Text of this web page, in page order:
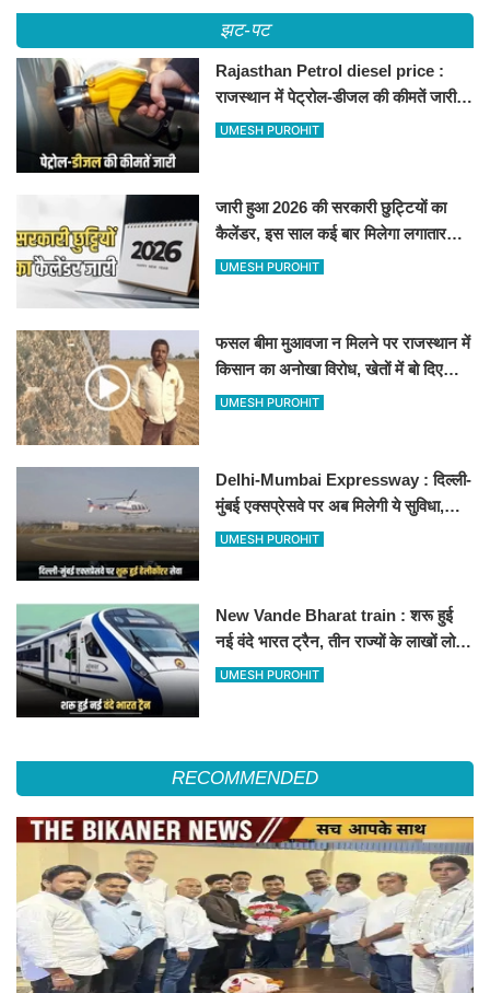
झट-पट
Rajasthan Petrol diesel price :
राजस्थान में पेट्रोल-डीजल की कीमतें जारी,
जानिए बीकानेर समेत पुरे प्रदेश में नए रेट
UMESH PUROHIT
जारी हुआ 2026 की सरकारी छुट्टियों का
कैलेंडर, इस साल कई बार मिलेगा लगातार
अवकाश, देखें
UMESH PUROHIT
फसल बीमा मुआवजा न मिलने पर राजस्थान में
किसान का अनोखा विरोध, खेतों में बो दिए
500-500 रुपए के नोट, वीडियो वायरल
UMESH PUROHIT
Delhi-Mumbai Expressway : दिल्ली-
मुंबई एक्सप्रेसवे पर अब मिलेगी ये सुविधा,
हेलीकॉप्टर सर्विस से तुरंत घायल पहुंचेगा
UMESH PUROHIT
New Vande Bharat train : शरू हुई
नई वंदे भारत ट्रैन, तीन राज्यों के लाखों लोगों
का सफर होगा आसान, देखें पूरा रूटमैप
UMESH PUROHIT
RECOMMENDED